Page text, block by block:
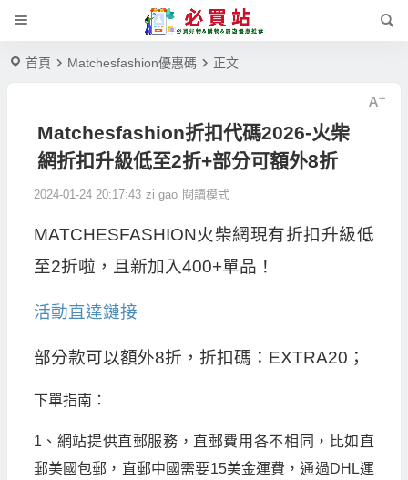
首頁 Matchesfashion優惠碼 正文
Matchesfashion折扣代碼2026-火柴
網折扣升級低至2折+部分可額外8折
2024-01-24 20:17:43 zi gao 閱讀模式
MATCHESFASHION火柴網現有折扣升級低
至2折啦，且新加入400+單品！
活動直達鏈接
部分款可以額外8折，折扣碼：EXTRA20；
下單指南：
1、網站提供直郵服務，直郵費用各不相同，比如直
郵美國包郵，直郵中國需要15美金運費，通過DHL運